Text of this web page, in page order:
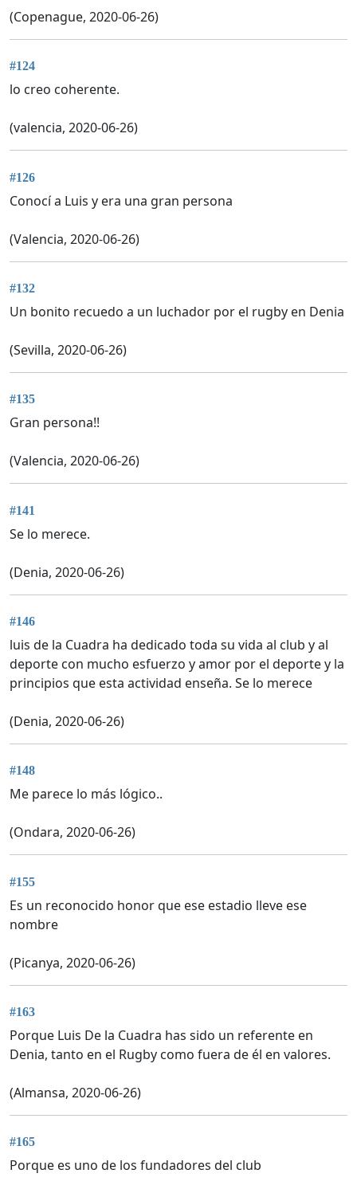
(Copenague, 2020-06-26)
#124
lo creo coherente.
(valencia, 2020-06-26)
#126
Conocí a Luis y era una gran persona
(Valencia, 2020-06-26)
#132
Un bonito recuedo a un luchador por el rugby en Denia
(Sevilla, 2020-06-26)
#135
Gran persona!!
(Valencia, 2020-06-26)
#141
Se lo merece.
(Denia, 2020-06-26)
#146
luis de la Cuadra ha dedicado toda su vida al club y al
deporte con mucho esfuerzo y amor por el deporte y la
principios que esta actividad enseña. Se lo merece
(Denia, 2020-06-26)
#148
Me parece lo más lógico..
(Ondara, 2020-06-26)
#155
Es un reconocido honor que ese estadio lleve ese
nombre
(Picanya, 2020-06-26)
#163
Porque Luis De la Cuadra has sido un referente en
Denia, tanto en el Rugby como fuera de él en valores.
(Almansa, 2020-06-26)
#165
Porque es uno de los fundadores del club